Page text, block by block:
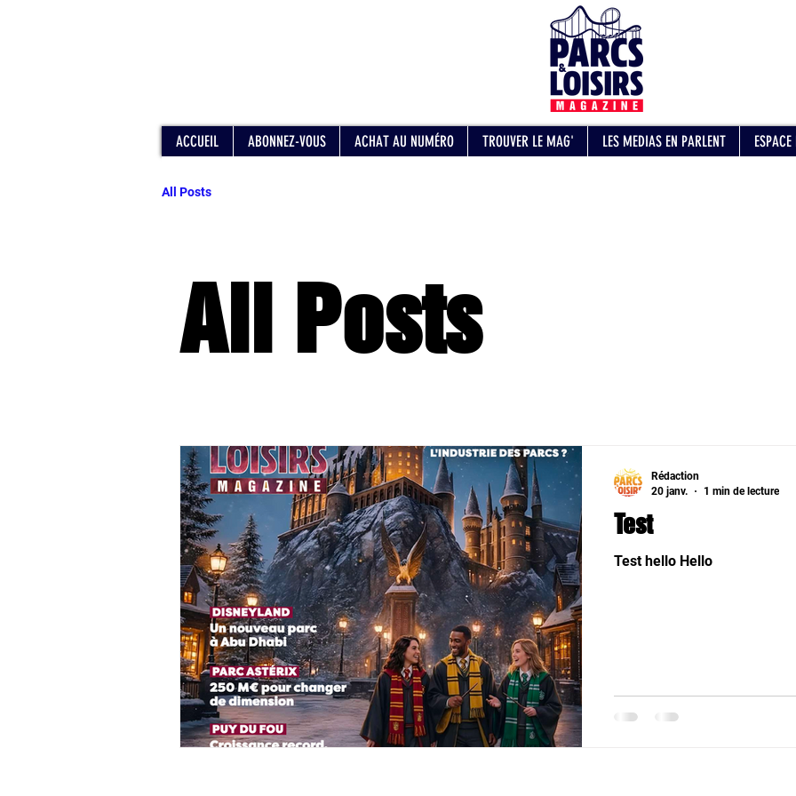
ACCUEIL ABONNEZ-VOUS ACHAT AU NUMÉRO TROUVER LE MAG' LES MEDIAS EN PARLENT ESPACE
All Posts
All Posts
Test
Test hello Hello
Rédaction
20 janv.
1 min de lecture